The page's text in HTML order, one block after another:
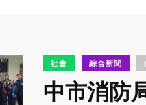
社會 綜合新聞
中市消防